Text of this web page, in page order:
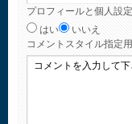
プロフィールと個人設定
はい
いいえ
コメント スタイル指定